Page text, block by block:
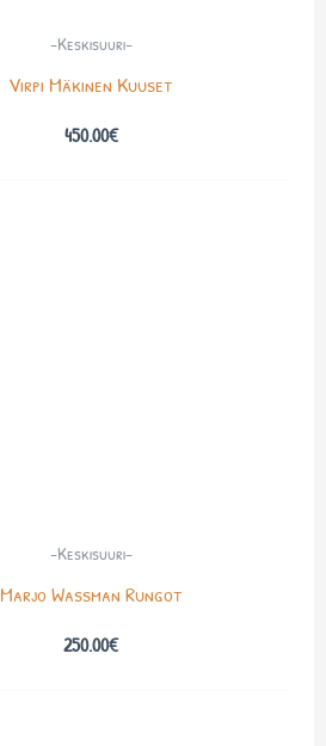
-Keskisuuri-
Virpi Mäkinen Kuuset
450.00€
-Keskisuuri-
Marjo Wassman Rungot
250.00€